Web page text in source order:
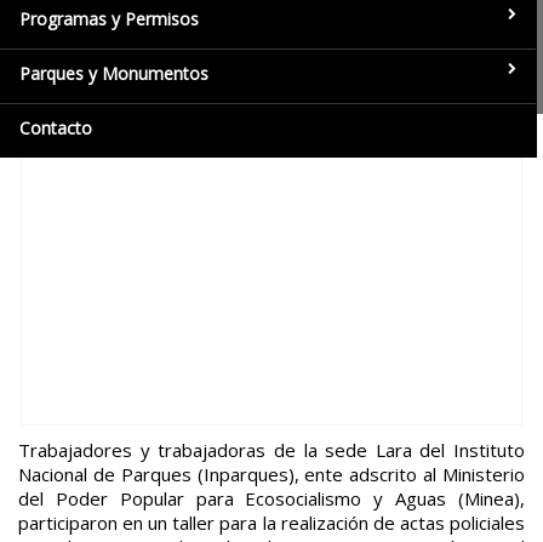
Programas y Permisos
Parques y Monumentos
Contacto
investigación penal ambiental
Trabajadores y trabajadoras de la sede Lara del Instituto
Nacional de Parques (Inparques), ente adscrito al Ministerio
del Poder Popular para Ecosocialismo y Aguas (Minea),
participaron en un taller para la realización de actas policiales